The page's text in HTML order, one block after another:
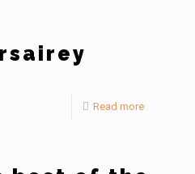
Read more